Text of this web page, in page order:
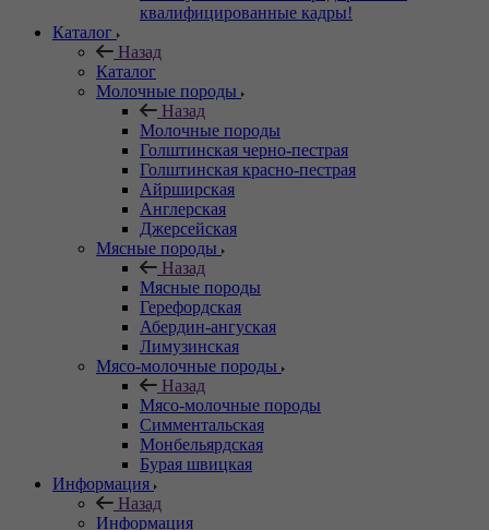
квалифицированные кадры!
Каталог
Назад
Каталог
Молочные породы
Назад
Молочные породы
Голштинская черно-пестрая
Голштинская красно-пестрая
Айрширская
Англерская
Джерсейская
Мясные породы
Назад
Мясные породы
Герефордская
Абердин-ангуская
Лимузинская
Мясо-молочные породы
Назад
Мясо-молочные породы
Симментальская
Монбельярдская
Бурая швицкая
Информация
Назад
Информация